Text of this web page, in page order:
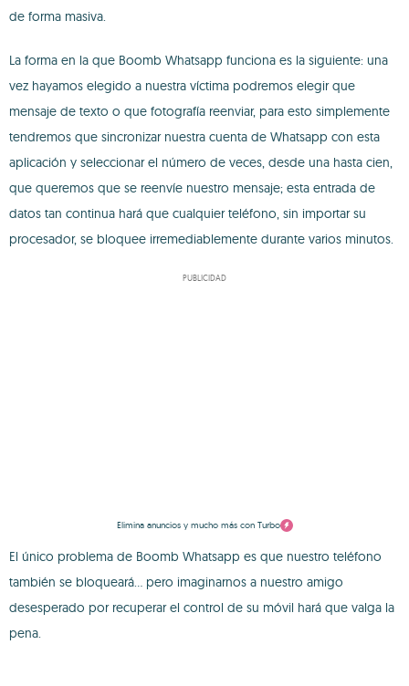
de forma masiva.
La forma en la que Boomb Whatsapp funciona es la siguiente: una
vez hayamos elegido a nuestra víctima podremos elegir que
mensaje de texto o que fotografía reenviar, para esto simplemente
tendremos que sincronizar nuestra cuenta de Whatsapp con esta
aplicación y seleccionar el número de veces, desde una hasta cien,
que queremos que se reenvíe nuestro mensaje; esta entrada de
datos tan continua hará que cualquier teléfono, sin importar su
procesador, se bloquee irremediablemente durante varios minutos.
PUBLICIDAD
Elimina anuncios y mucho más con Turbo
El único problema de Boomb Whatsapp es que nuestro teléfono
también se bloqueará... pero imaginarnos a nuestro amigo
desesperado por recuperar el control de su móvil hará que valga la
pena.